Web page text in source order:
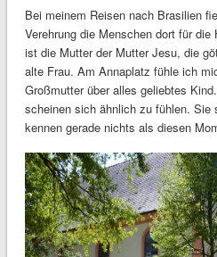
Bei meinem Reisen nach Brasilien
Verehrung die Menschen dort für
ist die Mutter der Mutter Jesu, die
alte Frau. Am Annaplatz fühle ich
Großmutter über alles geliebtes
scheinen sich ähnlich zu fühlen. Sie
kennen gerade nichts als diesen